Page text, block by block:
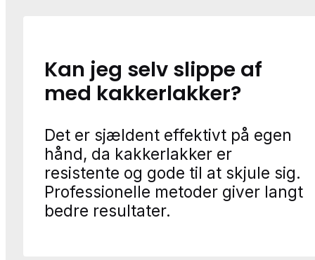
Kan jeg selv slippe af
med kakkerlakker?
Det er sjældent effektivt på egen
hånd, da kakkerlakker er
resistente og gode til at skjule sig.
Professionelle metoder giver langt
bedre resultater.